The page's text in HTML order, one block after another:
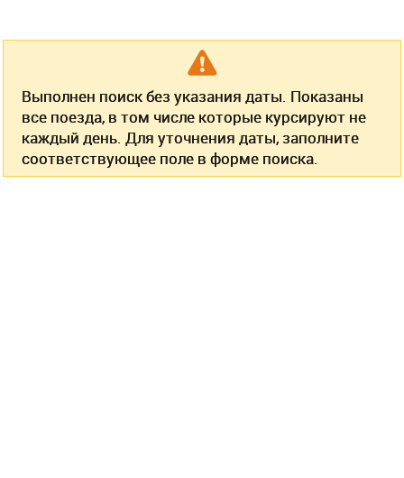
Выполнен поиск без указания даты. Показаны
все поезда, в том числе которые курсируют не
каждый день. Для уточнения даты, заполните
соответствующее поле в форме поиска.